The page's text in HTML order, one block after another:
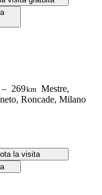
– 269km Mestre,
Roncade, Milano
la visita